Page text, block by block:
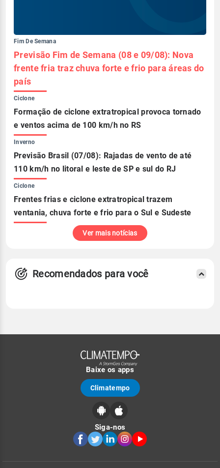
Fim De Semana
Previsão Fim de Semana (08 e 09/08): Nova
frente fria traz chuva forte e frio para áreas do
país
Ciclone
Formação de ciclone extratropical provoca tornado
e ventos acima de 100 km/h no RS
Inverno
Previsão Brasil (07/08): Rajadas de vento de até
110 km/h no litoral e leste de SP e sul do RJ
Ciclone
Frentes frias e ciclone extratropical trazem
ventania, chuva forte e frio para o Sul e Sudeste
Ver mais notícias
Recomendados para você
Baixe os apps
Climatempo
Siga-nos